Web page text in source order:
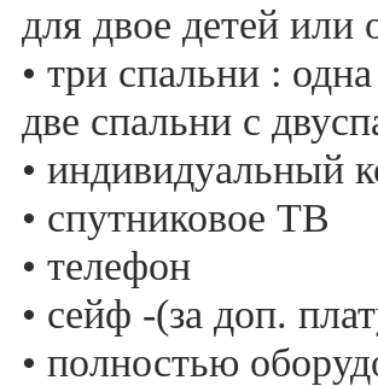
для двое детей или
• три спальни :
две спальни с
• индивидуальный
• спутниковое ТВ
• телефон
• сейф -(за доп.
• полностью